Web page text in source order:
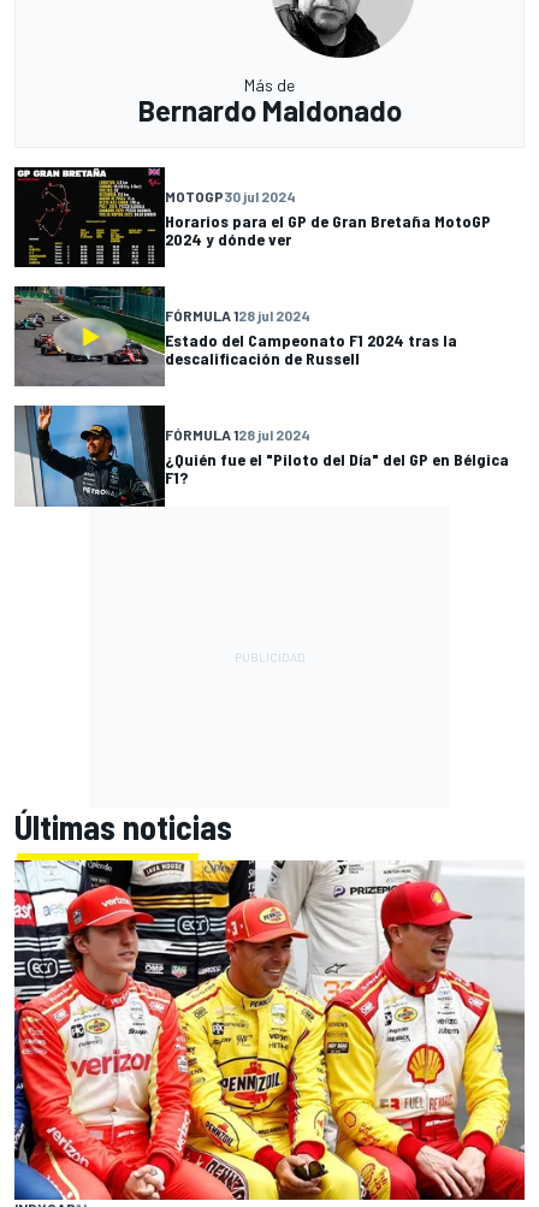
Más de
Bernardo Maldonado
MOTOGP30 jul 2024
Horarios para el GP de Gran Bretaña MotoGP
2024 y dónde ver
FÓRMULA 128 jul 2024
Estado del Campeonato F1 2024 tras la
descalificación de Russell
FÓRMULA 128 jul 2024
¿Quién fue el "Piloto del Día" del GP en Bélgica
F1?
Últimas noticias